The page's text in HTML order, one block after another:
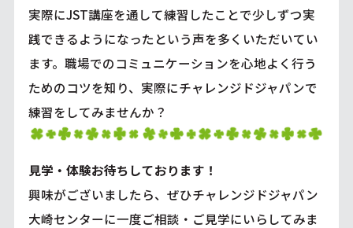
実際にJST講座を通して練習したことで少しずつ実
践できるようになったという声を多くいただいてい
ます。職場でのコミュニケーションを心地よく行う
ためのコツを知り、実際にチャレンジドジャパンで
練習をしてみませんか？
見学・体験お待ちしております！
興味がございましたら、ぜひチャレンジドジャパン
大崎センターに一度ご相談・ご見学にいらしてみま